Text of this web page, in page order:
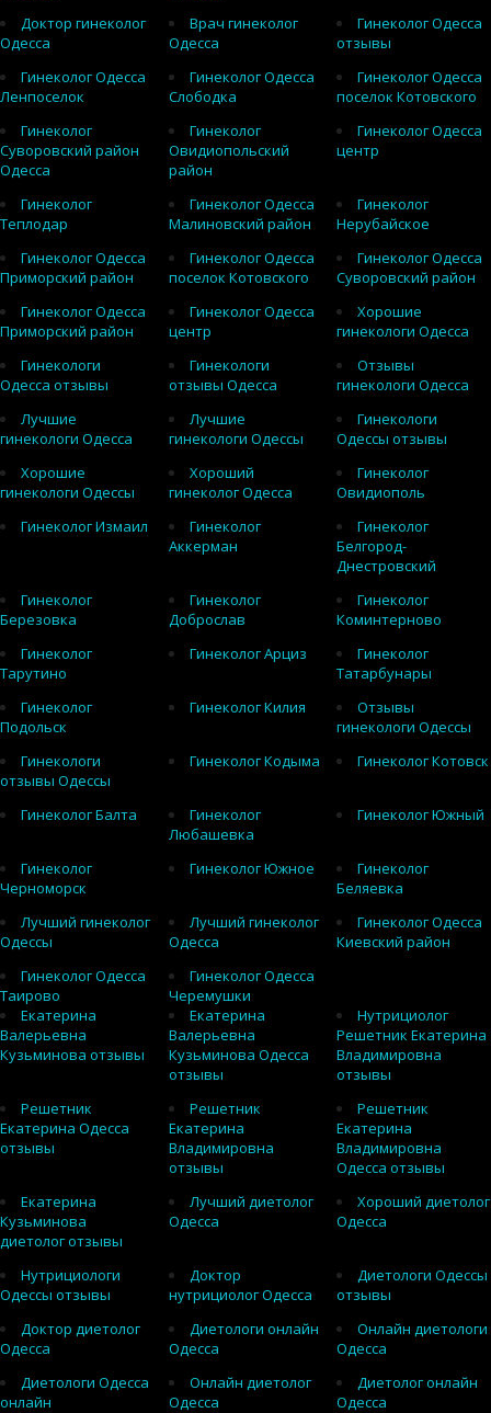
Доктор гинеколог
Одесса
Врач гинеколог
Одесса
Гинеколог Одесса
отзывы
Гинеколог Одесса
Ленпоселок
Гинеколог Одесса
Слободка
Гинеколог Одесса
поселок Котовского
Гинеколог
Суворовский район
Одесса
Гинеколог
Овидиопольский
район
Гинеколог Одесса
центр
Гинеколог
Теплодар
Гинеколог Одесса
Малиновский район
Гинеколог
Нерубайское
Гинеколог Одесса
Приморский район
Гинеколог Одесса
поселок Котовского
Гинеколог Одесса
Суворовский район
Гинеколог Одесса
Приморский район
Гинеколог Одесса
центр
Хорошие
гинекологи Одесса
Гинекологи
Одесса отзывы
Гинекологи
отзывы Одесса
Отзывы
гинекологи Одесса
Лучшие
гинекологи Одесса
Лучшие
гинекологи Одессы
Гинекологи
Одессы отзывы
Хорошие
гинекологи Одессы
Хороший
гинеколог Одесса
Гинеколог
Овидиополь
Гинеколог Измаил
Гинеколог
Аккерман
Гинеколог
Белгород-
Днестровский
Гинеколог
Березовка
Гинеколог
Доброслав
Гинеколог
Коминтерново
Гинеколог
Тарутино
Гинеколог Арциз
Гинеколог
Татарбунары
Гинеколог
Подольск
Гинеколог Килия
Отзывы
гинекологи Одессы
Гинекологи
отзывы Одессы
Гинеколог Кодыма Гинеколог Котовск
Гинеколог Балта
Гинеколог
Любашевка
Гинеколог Южный
Гинеколог
Черноморск
Гинеколог Южное
Гинеколог
Беляевка
Лучший гинеколог
Одессы
Лучший гинеколог
Одесса
Гинеколог Одесса
Киевский район
Гинеколог Одесса
Таирово
Гинеколог Одесса
Черемушки
Екатерина
Валерьевна
Кузьминова отзывы
Екатерина
Валерьевна
Кузьминова Одесса
отзывы
Нутрициолог
Решетник Екатерина
Владимировна
отзывы
Решетник
Екатерина Одесса
отзывы
Решетник
Екатерина
Владимировна
отзывы
Решетник
Екатерина
Владимировна
Одесса отзывы
Екатерина
Кузьминова
диетолог отзывы
Лучший диетолог
Одесса
Хороший диетолог
Одесса
Нутрициологи
Одессы отзывы
Доктор
нутрициолог Одесса
Диетологи Одессы
отзывы
Доктор диетолог
Одесса
Диетологи онлайн
Одесса
Онлайн диетологи
Одесса
Диетологи Одесса
онлайн
Онлайн диетолог
Одесса
Диетолог онлайн
Одесса